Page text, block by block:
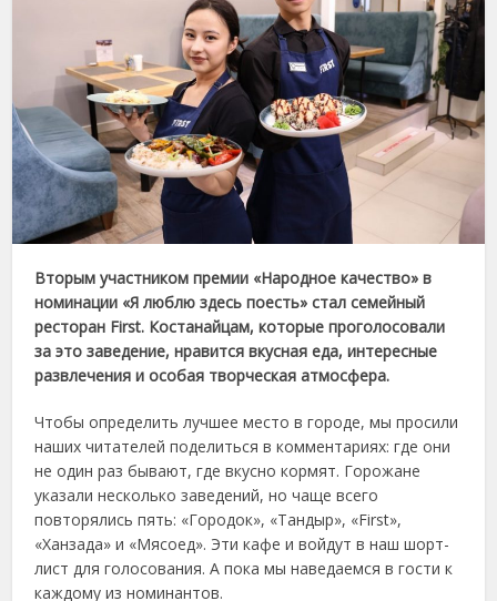
Вторым участником премии «Народное качество» в
номинации «Я люблю здесь поесть» стал семейный
ресторан First. Костанайцам, которые проголосовали
за это заведение, нравится вкусная еда, интересные
развлечения и особая творческая атмосфера.
Чтобы определить лучшее место в городе, мы просили
наших читателей поделиться в комментариях: где они
не один раз бывают, где вкусно кормят. Горожане
указали несколько заведений, но чаще всего
повторялись пять: «Городок», «Тандыр», «First»,
«Ханзада» и «Мясоед». Эти кафе и войдут в наш шорт-
лист для голосования. А пока мы наведаемся в гости к
каждому из номинантов.